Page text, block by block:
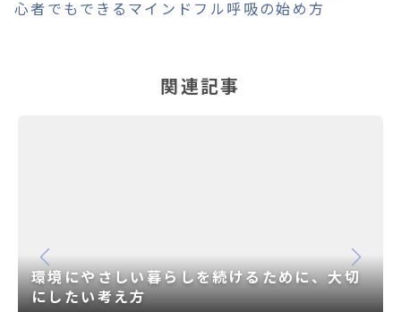
心者でもできるマインドフル呼吸の始め方
関連記事
環境にやさしい暮らしを続けるために、大切
にしたい考え方